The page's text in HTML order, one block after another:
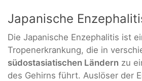
Japanische
Die Japanische Enzephalitis ist
Tropenerkrankung, die in
südostasiatischen Ländern zu
des Gehirns führt. Auslöser der